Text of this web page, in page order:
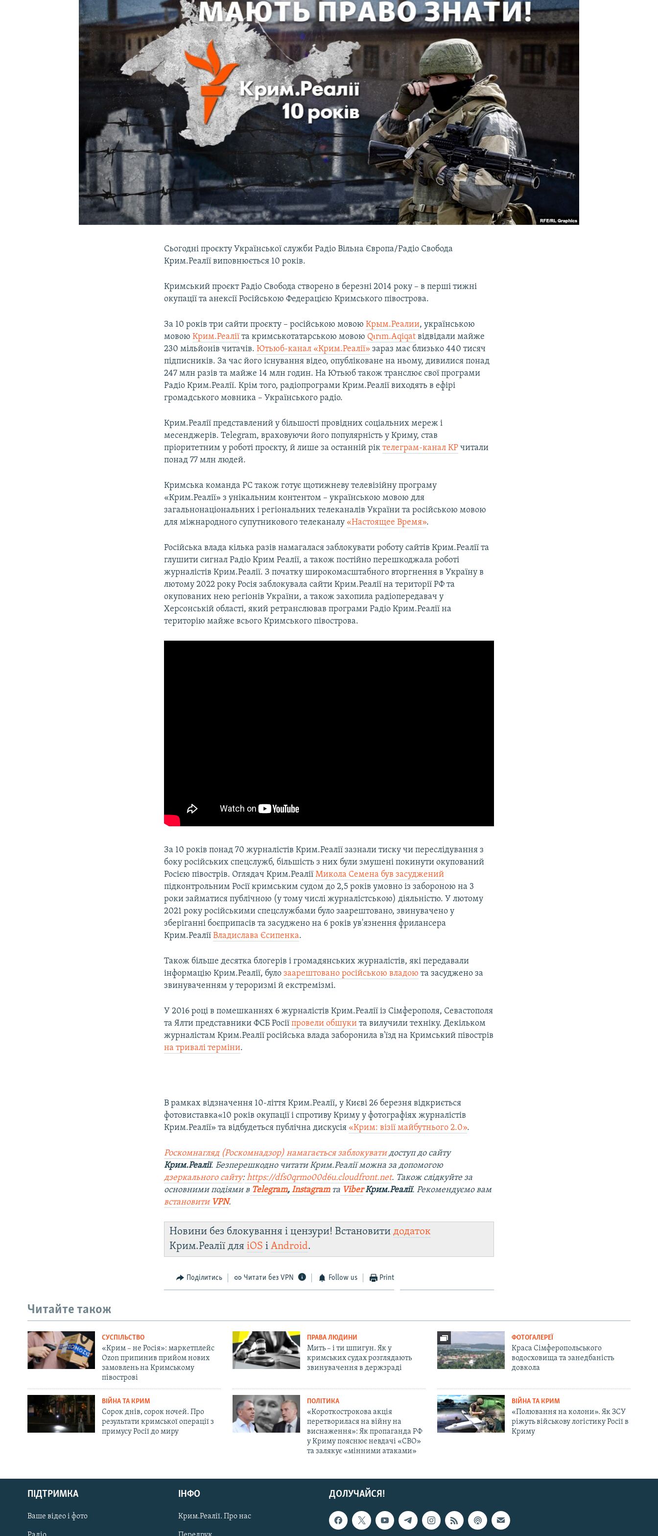
УКРАЇНСЬКА ПРОБЛЕМА КРИМУ
Русский
Qırımtatar
ДОЛУЧАЙСЯ!
Сьогодні проєкту Української служби Радіо Вільна Європа/Радіо Свобода
Крим.Реалії виповнюється 10 років.
Кримський проєкт Радіо Свобода створено в березні 2014 року – в перші тижні
окупації та анексії Російською Федерацією Кримського півострова.
За 10 років три сайти проєкту – російською мовоюКрым.Реалии, українською
мовоюКрим.Реалії та кримськотатарською мовою Qırım.Aqiqat відвідали майже
230 мільйонів читачів.Ютьюб-канал «Крим.Реалії» зараз має близько 440 тисяч
підписників. За час його існування відео, опубліковане на ньому, дивилися понад
247 млн разів та майже 14 млн годин. На Ютьюб також транслює свої програми
Радіо Крим.Реалії. Крім того, радіопрограми Крим.Реалії виходять в ефірі
громадського мовника – Українського радіо.
Крим.Реалії представлений у більшості провідних соціальних мереж і
месенджерів. Telegram, враховуючи його популярність у Криму, став
пріоритетним у роботі проєкту, й лише за останній ріктелеграм-канал КР читали
понад 77 млн людей.
Кримська команда РС також готує щотижневу телевізійну програму
«Крим.Реалії» з унікальним контентом – українською мовою для
загальнонаціональних і регіональних телеканалів України та російською мовою
для міжнародного супутникового телеканалу «Настоящее Время».
Російська влада кілька разів намагалася заблокувати роботу сайтів Крим.Реалії та
глушити сигнал Радіо Крим Реалії, а також постійно перешкоджала роботі
журналістів Крим.Реалії. З початку широкомасштабного вторгнення в Україну в
лютому 2022 року Росія заблокувала сайти Крим.Реалії на території РФ та
окупованих нею регіонів України, а також захопила радіопередавач у
Херсонській області, який ретранслював програми Радіо Крим.Реалії на
територію майже всього Кримського півострова.
За 10 років понад 70 журналістів Крим.Реалії зазнали тиску чи переслідування з
боку російських спецслужб, більшість з них були змушені покинути окупований
Росією півострів. Оглядач Крим.РеаліїМикола Семена був засуджений
підконтрольним Росії кримським судом до 2,5 років умовно із забороною на 3
роки займатися публічною (у тому числі журналістською) діяльністю. У лютому
2021 року російськими спецслужбами було заарештовано, звинувачено у
зберіганні боєприпасів та засуджено на 6 років ув'язнення фрилансера
Крим.РеаліїВладислава Єсипенка.
Також більше десятка блогерів і громадянських журналістів, які передавали
інформацію Крим.Реалії, булозаарештовано російською владою та засуджено за
звинуваченням у тероризмі й екстремізмі.
У 2016 році в помешканнях 6 журналістів Крим.Реалії із Сімферополя, Севастополя
та Ялти представники ФСБ Росіїпровели обшуки та вилучили техніку. Декільком
журналістам Крим.Реалії російська влада заборонила в'їзд на Кримський півострів
на тривалі терміни.
В рамках відзначення 10-ліття Крим.Реалії, у Києві 26 березня відкриється
фотовиставка«10 років окупації і спротиву Криму у фотографіях журналістів
Крим.Реалії» та відбудеться публічна дискусія «Крим: візії майбутнього 2.0».
Роскомнагляд (Роскомнадзор) намагається заблокуватидоступ до сайту
Крим.Реалії. Безперешкодно читати Крим.Реалії можна за допомогою
дзеркального сайту: https://dfs0qrmo00d6u.cloudfront.net. Також слідкуйте за
основними подіями в Telegram, Instagramта ViberКрим.Реалії. Рекомендуємо вам
встановити VPN.
Новини без блокування і цензури! Встановитидодаток
Крим.Реалії дляiOS іAndroid.
Поділитись Читати без VPN Follow us Print
Читайте також
СУСПІЛЬСТВО
«Крим – не Росія»: маркетплейс
Ozon припинив прийом нових
замовлень на Кримському
півострові
ПРАВА ЛЮДИНИ
Мить – і ти шпигун. Як у
кримських судах розглядають
звинувачення в держзраді
ФОТОГАЛЕРЕЇ
Краса Сімферопольського
водосховища та занедбаність
довкола
ВІЙНА ТА КРИМ
Сорок днів, сорок ночей. Про
результати кримської операції з
примусу Росії до миру
ПОЛІТИКА
«Короткострокова акція
перетворилася на війну на
виснаження»: Як пропаганда РФ
у Криму пояснює невдачі «СВО»
та залякує «мінними атаками»
ВІЙНА ТА КРИМ
«Полювання на колони». Як ЗСУ
ріжуть військову логістику Росії в
Криму
ДОЛУЧАЙСЯ!
ПІДТРИМКА
Ваше відео і фото
ІНФО
Крим.Реалії. Про нас